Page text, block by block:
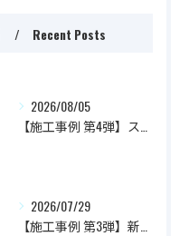
Recent Posts
2026/08/05
2026/07/29